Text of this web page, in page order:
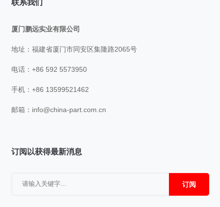
联系我们
厦门鹏远实业有限公司
地址：福建省厦门市同安区集隆路2065号
电话：+86 592 5573950
手机：+86 13599521462
邮箱： info@china-part.com.cn
订阅以获得最新消息
订阅